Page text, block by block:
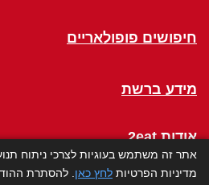
חיפושים פופולאריים
מידע ברשת
אודות 2eat
a Table
אתר זה משתמש בעוגיות לצרכי ניתוח
מדיניות הפרטיות לחץ כאן . להסתרת